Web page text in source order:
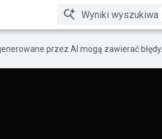
przez AI mogą zawierać błędy.